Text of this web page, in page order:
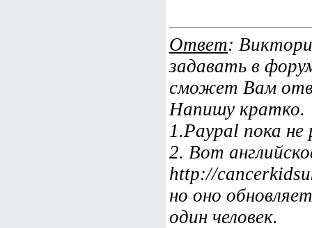
Ответ:
задавать в
сможет Вам
Напишу кратко.
1.Paypal пока
2. Вот
http://
но оно
один человек.